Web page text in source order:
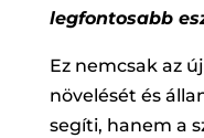
legfontosabb
Ez nemcsak az
növelését és
segíti, hanem a